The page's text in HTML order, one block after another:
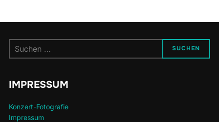
nach:
SUCHEN
IMPRESSUM
Konzert-Fotografie
Impressum